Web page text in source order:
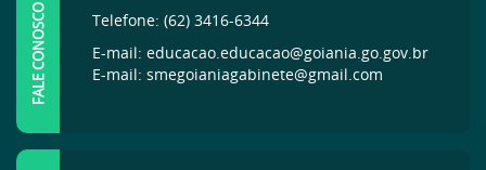
FALE CONOSCO
Telefone: (62) 3416-6344
E-mail: educacao.educacao@goiania.go.gov.br
E-mail: smegoianiagabinete@gmail.com